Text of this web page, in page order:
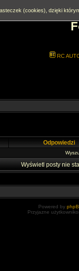
RC
Odpowiedzi
Wyświetl posty nie
Powered by
Przyjazne
(cookies), dzięki